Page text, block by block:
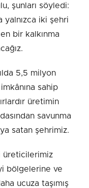
şunları söyledi:
yalnızca iki şehri
bir kalkınma
5,5 milyon
sahip
üretimin
savunma
satan şehrimiz.
üreticilerimiz
bölgelerine ve
ucuza taşımış